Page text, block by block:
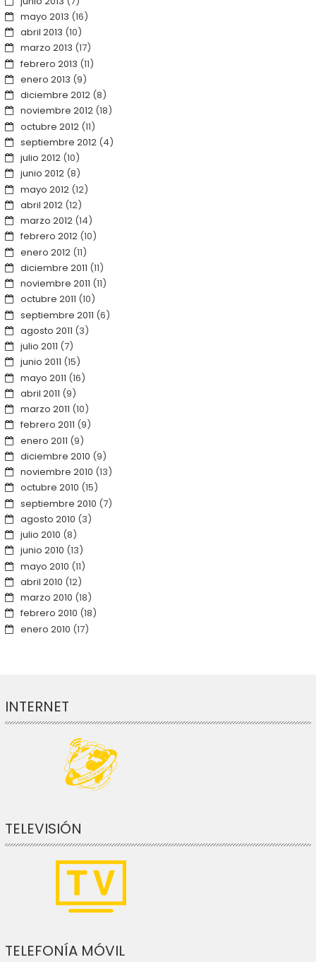
mayo 2013 (16)
abril 2013 (10)
marzo 2013 (17)
febrero 2013 (11)
enero 2013 (9)
diciembre 2012(8)
noviembre 2012(18)
octubre 2012(11)
septiembre 2012(4)
julio 2012(10)
junio 2012(8)
mayo 2012(12)
abril 2012(12)
marzo 2012(14)
febrero 2012(10)
enero 2012(11)
diciembre 2011 (11)
noviembre 2011 (11)
octubre 2011 (10)
septiembre 2011 (6)
agosto 2011 (3)
julio 2011 (7)
junio 2011 (15)
mayo 2011 (16)
abril 2011 (9)
marzo 2011 (10)
febrero 2011 (9)
enero 2011 (9)
diciembre 2010 (9)
noviembre 2010 (13)
octubre 2010 (15)
septiembre 2010 (7)
agosto 2010 (3)
julio 2010 (8)
junio 2010 (13)
mayo 2010 (11)
abril 2010 (12)
marzo 2010 (18)
febrero 2010 (18)
enero 2010 (17)
INTERNET
TELEVISIÓN
TELEFONÍA MÓVIL